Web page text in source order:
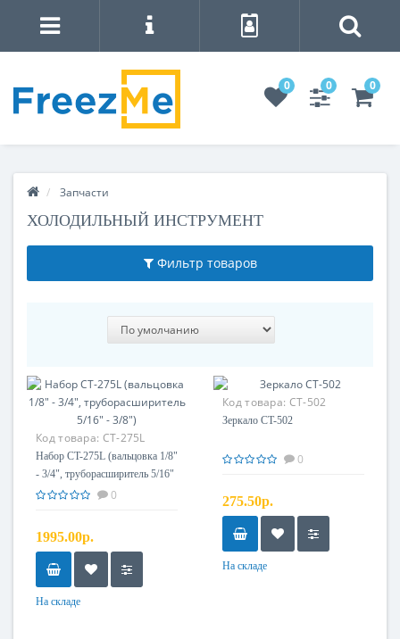
0 0 0
Запчасти
ХОЛОДИЛЬНЫЙ ИНСТРУМЕНТ
Фильтр товаров
Код товара: CT-275L
Набор CT-275L (вальцовка 1/8"
- 3/4", труборасширитель 5/16"
- 3/8")
0
1995.00р.
На складе
Код товара: CT-502
Зеркало CT-502
0
275.50р.
На складе